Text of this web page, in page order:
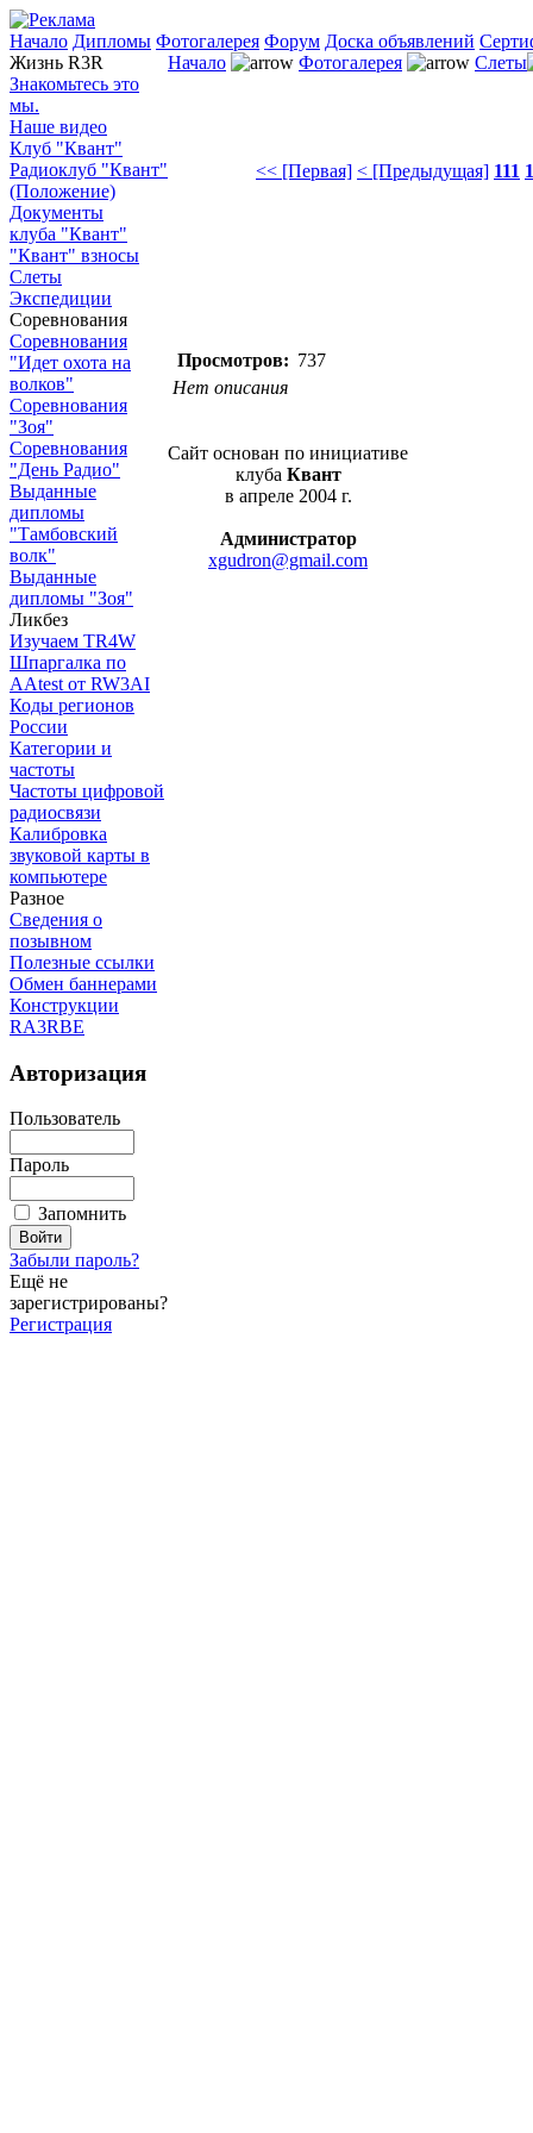
Начало Дипломы Фотогалерея Форум Доска объявлений
Жизнь R3R
Знакомьтесь это
мы.
Наше видео
Клуб "Квант"
Радиоклуб "Квант"
(Положение)
Документы
клуба "Квант"
"Квант" взносы
Слеты
Экспедиции
Соревнования
Соревнования
"Идет охота на
волков"
Соревнования
"Зоя"
Соревнования
"День Радио"
Выданные
дипломы
"Тамбовский
волк"
Выданные
дипломы "Зоя"
Ликбез
Изучаем TR4W
Шпаргалка по
AAtest от RW3AI
Коды регионов
России
Категории и
частоты
Частоты цифровой
радиосвязи
Калибровка
звуковой карты в
компьютере
Разное
Сведения о
позывном
Полезные ссылки
Обмен баннерами
Конструкции
RA3RBE
Авторизация
Пользователь
Пароль
Запомнить
Забыли пароль?
Ещё не
зарегистрированы?
Регистрация
Начало Фотогалерея Слеты
<< [Первая] < [Предыдущая] 111
Просмотров: 737
Нет описания
Сайт основан по инициативе
клуба Квант
в апреле 2004 г.
Администратор
xgudron@gmail.com